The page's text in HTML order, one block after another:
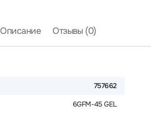
Описание Отзывы (0)
757662
6GFM-45 GEL